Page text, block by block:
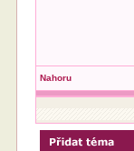
Nahoru